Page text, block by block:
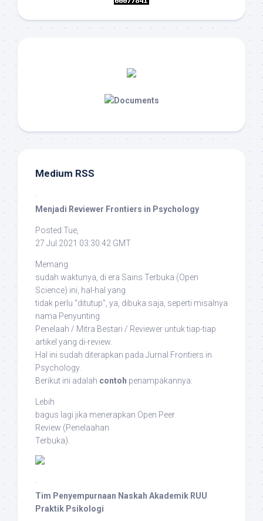
Medium RSS
·
Menjadi Reviewer Frontiers in Psychology
Posted:Tue,
27 Jul 2021 03:30:42 GMT
Memang
sudah waktunya, di era Sains Terbuka (Open
Science) ini, hal-hal yang
tidak perlu “ditutup”, ya, dibuka saja, seperti misalnya
nama Penyunting
Penelaah / Mitra Bestari / Reviewer untuk tiap-tiap
artikel yang di-review.
Hal ini sudah diterapkan pada Jurnal Frontiers in
Psychology.
Berikut ini adalah contoh penampakannya:
Lebih
bagus lagi jika menerapkan Open Peer
Review (Penelaahan
Terbuka).
·
Tim Penyempurnaan Naskah Akademik RUU
Praktik Psikologi